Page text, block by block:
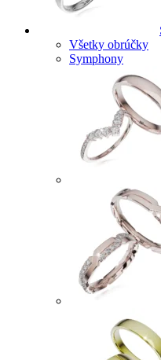
Všetky obrúčky
Symphony